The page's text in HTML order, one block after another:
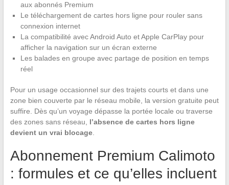
aux abonnés Premium
Le téléchargement de cartes hors ligne pour rouler sans
connexion internet
La compatibilité avec Android Auto et Apple CarPlay pour
afficher la navigation sur un écran externe
Les balades en groupe avec partage de position en temps
réel
Pour un usage occasionnel sur des trajets courts et dans une
zone bien couverte par le réseau mobile, la version gratuite peut
suffire. Dès qu’un voyage dépasse la portée locale ou traverse
des zones sans réseau, l’absence de cartes hors ligne
devient un vrai blocage.
Abonnement Premium Calimoto
: formules et ce qu’elles incluent